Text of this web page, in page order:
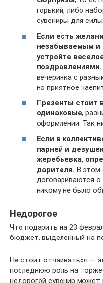
горький, либо
сувениры для
Если есть
незабываемым и
устройте
поздравлениями.
вечеринка с
но приятное
Презенты стоит
одинаковые,
оформлении. Так
Если в
парней и
жеребьевка,
дарителя. В этом
договариваются
никому не было
Недорогое
Что подарить на 23
бюджет, выделенный на
Не стоит отчаиваться —
последнюю роль на
недорогой сувенир может